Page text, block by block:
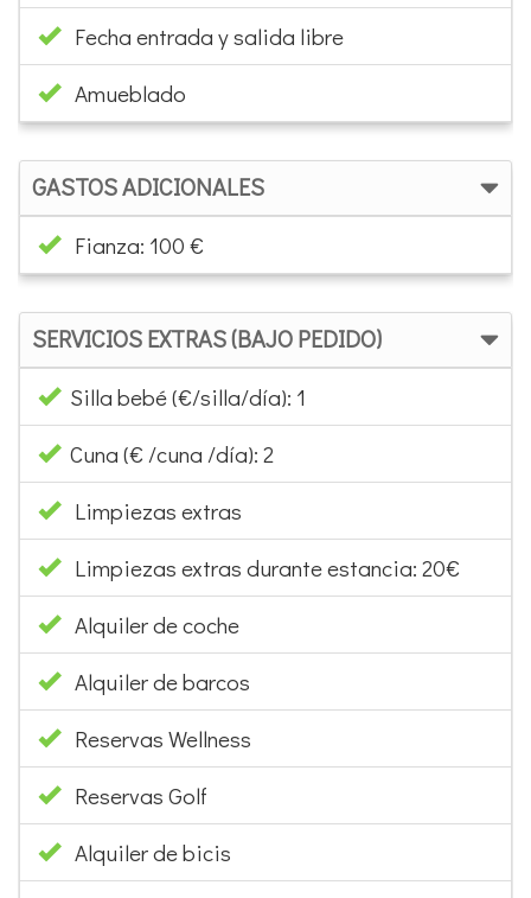
Fecha entrada y salida libre
Amueblado
GASTOS ADICIONALES
Fianza: 100 €
SERVICIOS EXTRAS (BAJO PEDIDO)
Silla bebé (€/silla/día): 1
Cuna (€ /cuna /día): 2
Limpiezas extras
Limpiezas extras durante estancia: 20€
Alquiler de coche
Alquiler de barcos
Reservas Wellness
Reservas Golf
Alquiler de bicis